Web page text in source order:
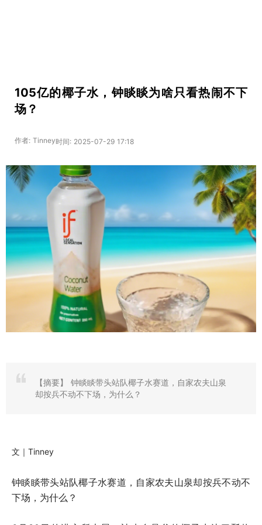
105亿的椰子水，钟睒睒为啥只看热闹不下
场？
作者: Tinney时间: 2025-07-29 17:18
【摘要】
钟睒睒带头站队椰子水赛道，自家农夫山泉
却按兵不动不下场，为什么？
文｜Tinney
钟睒睒带头站队椰子水赛道，自家农夫山泉却按兵不动不
下场，为什么？